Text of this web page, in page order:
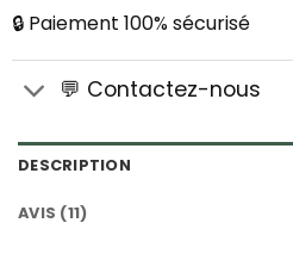
🔒 Paiement 100% sécurisé
💬 Contactez-nous
DESCRIPTION
AVIS (11)